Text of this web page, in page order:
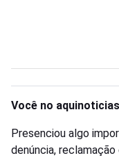
Você no
Presenciou algo
denúncia,